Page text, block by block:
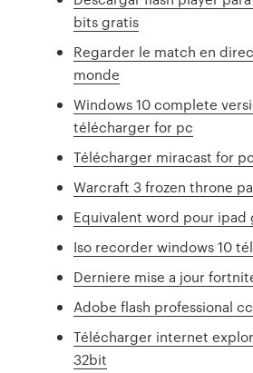
bits gratis
Regarder le match en
monde
Windows 10 complete
télécharger for pc
Télécharger miracast for
Warcraft 3 frozen throne
Equivalent word pour ipad
Iso recorder windows 10
Derniere mise a jour
Adobe flash professional
Télécharger internet
32bit